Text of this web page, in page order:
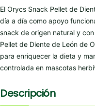
El Orycs Snack Pellet de
día a día como apoyo
snack de origen natural y
Pellet de Diente de León de
para enriquecer la dieta y
controlada en mascotas
Descripción